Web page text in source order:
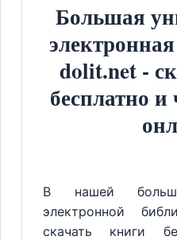
Большая
dolit.net -
бесплатно
В нашей
электронной
скачать книги